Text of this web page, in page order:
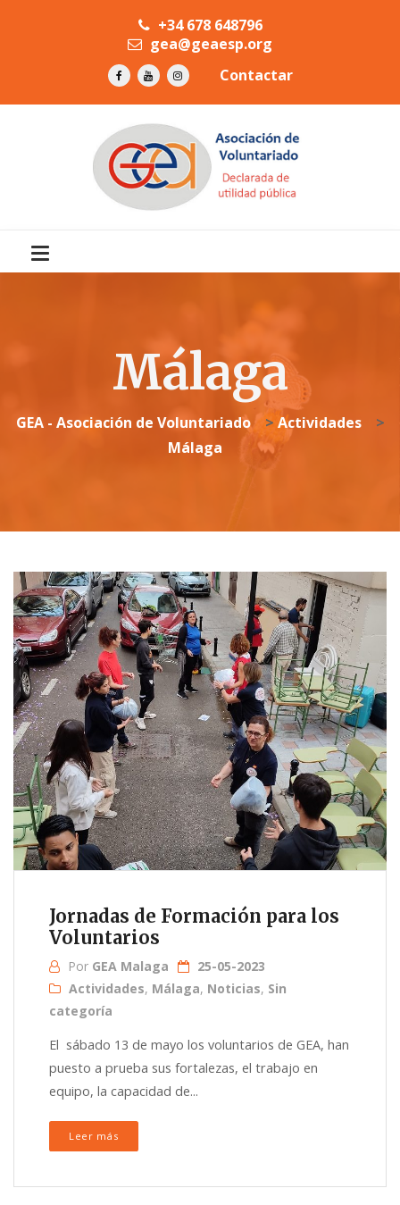
+34 678 648796
gea@geaesp.org
Contactar
Málaga
GEA - Asociación de Voluntariado > Actividades
>
Málaga
Jornadas de Formación para los
Voluntarios
Por GEA Malaga
25-05-2023
Actividades, Málaga, Noticias, Sin
categoría
El sábado 13 de mayo los voluntarios de GEA, han
puesto a prueba sus fortalezas, el trabajo en
equipo, la capacidad de...
Leer más